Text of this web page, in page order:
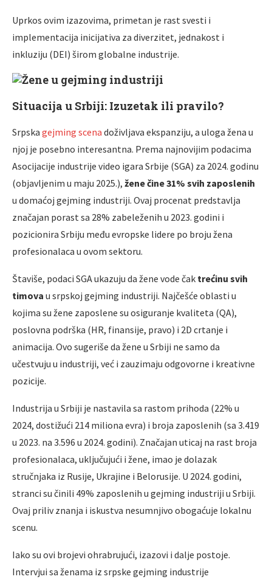
Uprkos ovim izazovima, primetan je rast svesti i
implementacija inicijativa za diverzitet, jednakost i
inkluziju (DEI) širom globalne industrije.
Situacija u Srbiji: Izuzetak ili pravilo?
Srpska gejming scena doživljava ekspanziju, a uloga žena u
njoj je posebno interesantna. Prema najnovijim podacima
Asocijacije industrije video igara Srbije (SGA) za 2024. godinu
(objavljenim u maju 2025.), žene čine 31% svih zaposlenih
u domaćoj gejming industriji. Ovaj procenat predstavlja
značajan porast sa 28% zabeleženih u 2023. godini i
pozicionira Srbiju među evropske lidere po broju žena
profesionalaca u ovom sektoru.
Štaviše, podaci SGA ukazuju da žene vode čak trećinu svih
timova u srpskoj gejming industriji. Najčešće oblasti u
kojima su žene zaposlene su osiguranje kvaliteta (QA),
poslovna podrška (HR, finansije, pravo) i 2D crtanje i
animacija. Ovo sugeriše da žene u Srbiji ne samo da
učestvuju u industriji, već i zauzimaju odgovorne i kreativne
pozicije.
Industrija u Srbiji je nastavila sa rastom prihoda (22% u
2024, dostižući 214 miliona evra) i broja zaposlenih (sa 3.419
u 2023. na 3.596 u 2024. godini). Značajan uticaj na rast broja
profesionalaca, uključujući i žene, imao je dolazak
stručnjaka iz Rusije, Ukrajine i Belorusije. U 2024. godini,
stranci su činili 49% zaposlenih u gejming industriji u Srbiji.
Ovaj priliv znanja i iskustva nesumnjivo obogaćuje lokalnu
scenu.
Iako su ovi brojevi ohrabrujući, izazovi i dalje postoje.
Intervjui sa ženama iz srpske gejming industrije